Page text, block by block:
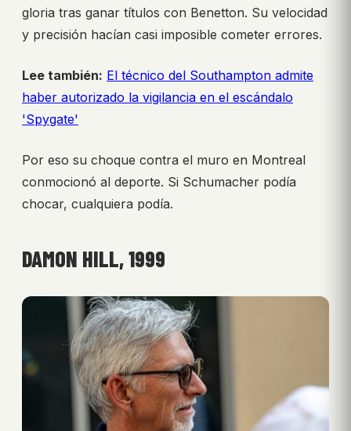
gloria tras ganar títulos con Benetton. Su velocidad
y precisión hacían casi imposible cometer errores.
Lee también: El técnico del Southampton admite
haber autorizado la vigilancia en el escándalo
'Spygate'
Por eso su choque contra el muro en Montreal
conmocionó al deporte. Si Schumacher podía
chocar, cualquiera podía.
DAMON HILL, 1999